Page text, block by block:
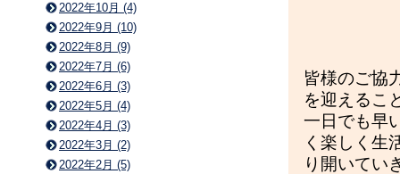
皆様のご協
を迎えるこ
一日でも早
く楽しく生
り開いてい
2022年10月 (4)
2022年9月 (10)
2022年8月 (9)
2022年7月 (6)
2022年6月 (3)
2022年5月 (4)
2022年4月 (3)
2022年3月 (2)
2022年2月 (5)